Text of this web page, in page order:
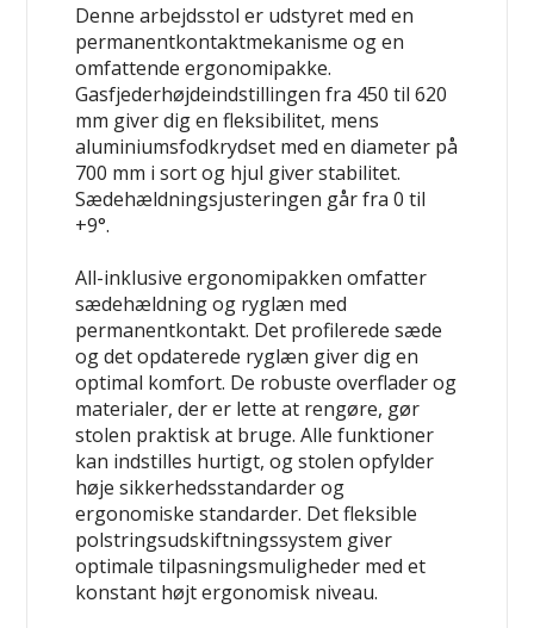
Denne arbejdsstol er udstyret med en
permanentkontaktmekanisme og en
omfattende ergonomipakke.
Gasfjederhøjdeindstillingen fra 450 til 620
mm giver dig en fleksibilitet, mens
aluminiumsfodkrydset med en diameter på
700 mm i sort og hjul giver stabilitet.
Sædehældningsjusteringen går fra 0 til
+9°.
All-inklusive ergonomipakken omfatter
sædehældning og ryglæn med
permanentkontakt. Det profilerede sæde
og det opdaterede ryglæn giver dig en
optimal komfort. De robuste overflader og
materialer, der er lette at rengøre, gør
stolen praktisk at bruge. Alle funktioner
kan indstilles hurtigt, og stolen opfylder
høje sikkerhedsstandarder og
ergonomiske standarder. Det fleksible
polstringsudskiftningssystem giver
optimale tilpasningsmuligheder med et
konstant højt ergonomisk niveau.